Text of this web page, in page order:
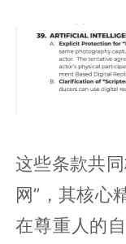
这些条款共
网”，其核心
在尊重人的